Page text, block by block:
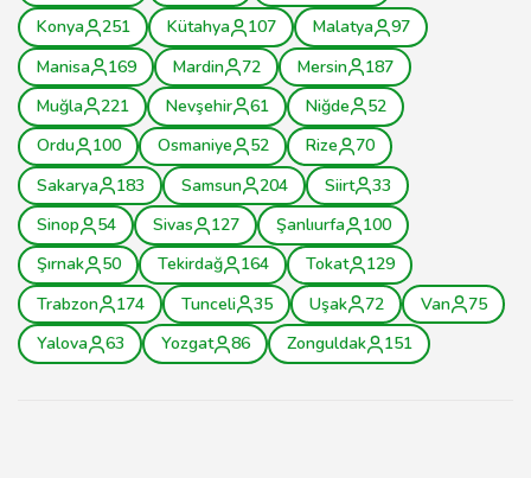
Konya
251 Kütahya 107 Malatya
97
Manisa
169 Mardin 72 Mersin
187
Muğla
221 Nevşehir 61 Niğde
52
Ordu
100 Osmaniye 52 Rize
70
Sakarya
183 Samsun 204 Siirt
33
Sinop
54 Sivas 127 Şanlıurfa
100
Şırnak
50 Tekirdağ 164 Tokat
129
Trabzon
174 Tunceli 35 Uşak 72 Van
75
Yalova
63 Yozgat 86 Zonguldak 151